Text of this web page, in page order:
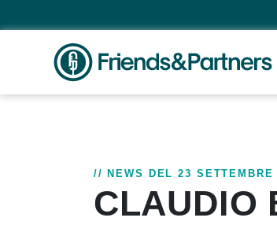
// NEWS DEL 23 SETTEMBRE
CLAUDIO